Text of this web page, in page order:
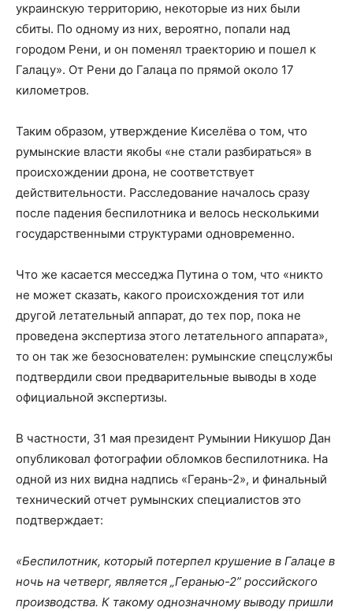
украинскую территорию, некоторые из них были
сбиты. По одному из них, вероятно, попали над
городом Рени, и он поменял траекторию и пошел к
Галацу». От Рени до Галаца по прямой около 17
километров.
Таким образом, утверждение Киселёва о том, что
румынские власти якобы «не стали разбираться» в
происхождении дрона, не соответствует
действительности. Расследование началось сразу
после падения беспилотника и велось несколькими
государственными структурами одновременно.
Что же касается месседжа Путина о том, что «никто
не может сказать, какого происхождения тот или
другой летательный аппарат, до тех пор, пока не
проведена экспертиза этого летательного аппарата»,
то он так же безоснователен: румынские спецслужбы
подтвердили свои предварительные выводы в ходе
официальной экспертизы.
В частности, 31 мая президент Румынии Никушор Дан
опубликовал фотографии обломков беспилотника. На
одной из них видна надпись «Герань-2», и финальный
технический отчет румынских специалистов это
подтверждает:
«Беспилотник, который потерпел крушение в Галаце в
ночь на четверг, является „Геранью-2” российского
производства. К такому однозначному выводу пришли